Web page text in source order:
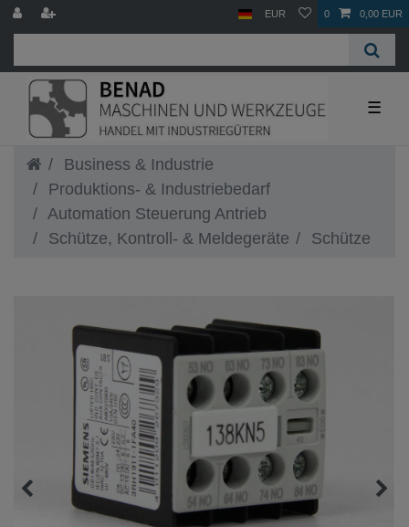
EUR 0 0,00 EUR
☰
Business & Industrie
Produktions- & Industriebedarf
Automation Steuerung Antrieb
Schütze, Kontroll- & Meldegeräte
Schütze